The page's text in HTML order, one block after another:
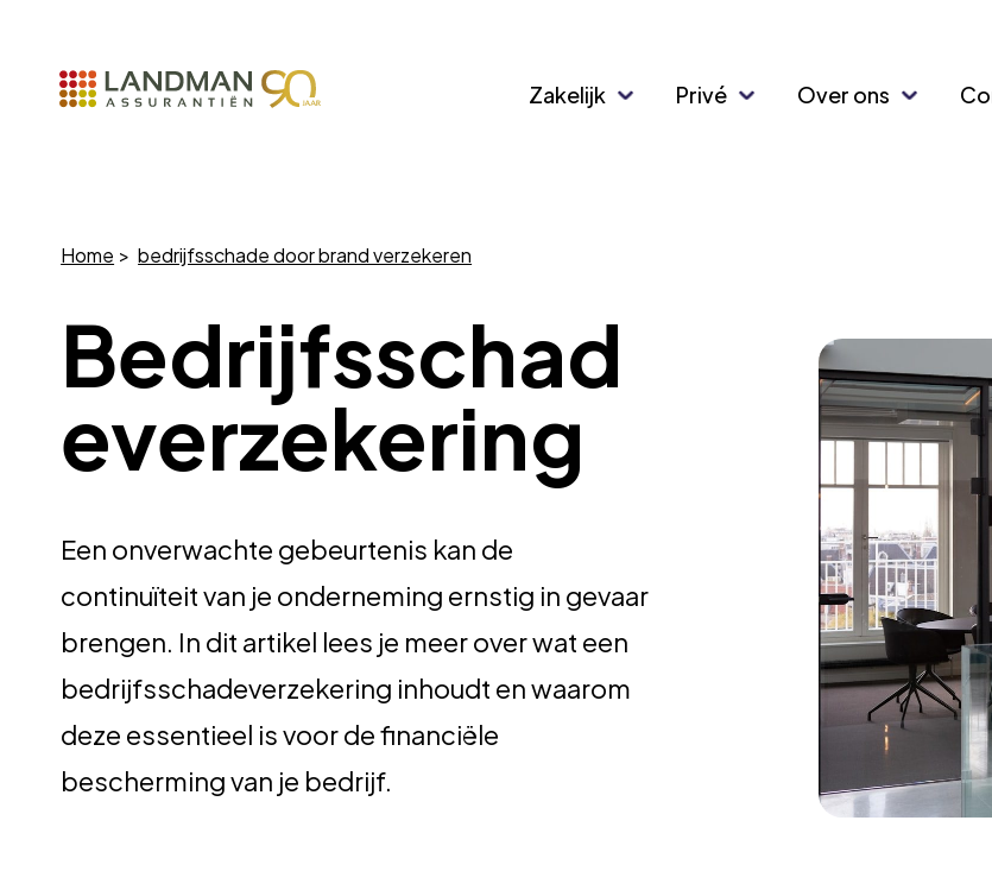
Zakelijk Privé Over ons
Home bedrijfsschade door brand verzekeren
Bedrijfsschad
everzekering
Een onverwachte gebeurtenis kan de
continuïteit van je onderneming ernstig in gevaar
brengen. In dit artikel lees je meer over wat een
bedrijfsschadeverzekering inhoudt en waarom
deze essentieel is voor de financiële
bescherming van je bedrijf.